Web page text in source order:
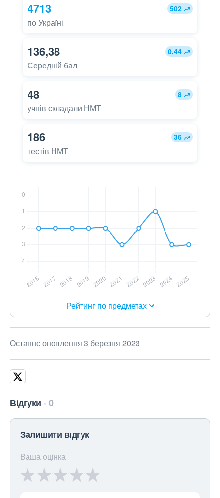
4713 502
по Україні
136,38 0,44
Середній бал
48 8
учнів складали НМТ
186 36
тестів НМТ
Рейтинг по предметах
Останнє оновлення 3 березня 2023
Відгуки 0
Залишити відгук
Ваша оцінка